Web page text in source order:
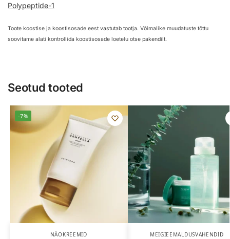
Polypeptide-1
Toote koostise ja koostisosade eest vastutab tootja. Võimalike muudatuste tõttu
soovitame alati kontrollida koostisosade loetelu otse pakendilt.
Seotud tooted
-7%
NÄOKREEMID MEIGIEEMALDUSVAHENDID